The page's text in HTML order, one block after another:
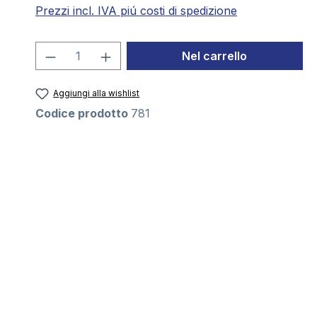
Prezzi incl. IVA piú costi di spedizione
Quantità del prodotto: inserisci
Nel carrello
Aggiungi alla wishlist
Codice prodotto 781